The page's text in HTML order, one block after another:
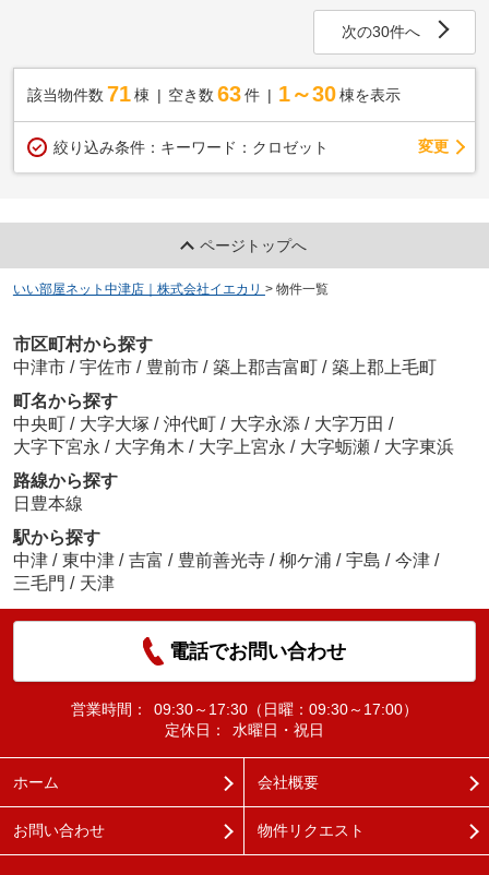
次の30件へ
該当物件数 71棟 空き数 63 件 1～30 棟を表示
絞り込み条件： キーワード：クロゼット 変更
ページトップへ
いい部屋ネット中津店｜株式会社イエカリ > 物件一覧
市区町村から探す
中津市 / 宇佐市 / 豊前市 / 築上郡吉富町 / 築上郡上毛町
町名から探す
中央町 / 大字大塚 / 沖代町 / 大字永添 / 大字万田 /
大字下宮永 / 大字角木 / 大字上宮永 / 大字蛎瀬 / 大字東浜
路線から探す
日豊本線
駅から探す
中津 / 東中津 / 吉富 / 豊前善光寺 / 柳ケ浦 / 宇島 / 今津 /
三毛門 / 天津
電話でお問い合わせ
営業時間：
09:30～17:30（日曜：09:30～17:00）
定休日：
水曜日・祝日
ホーム 会社概要
お問い合わせ 物件リクエスト